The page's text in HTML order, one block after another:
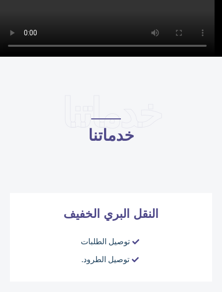
خدماتنا
خدماتنا
النقل البري الخفيف
توصيل الطلبات
توصيل الطرود.